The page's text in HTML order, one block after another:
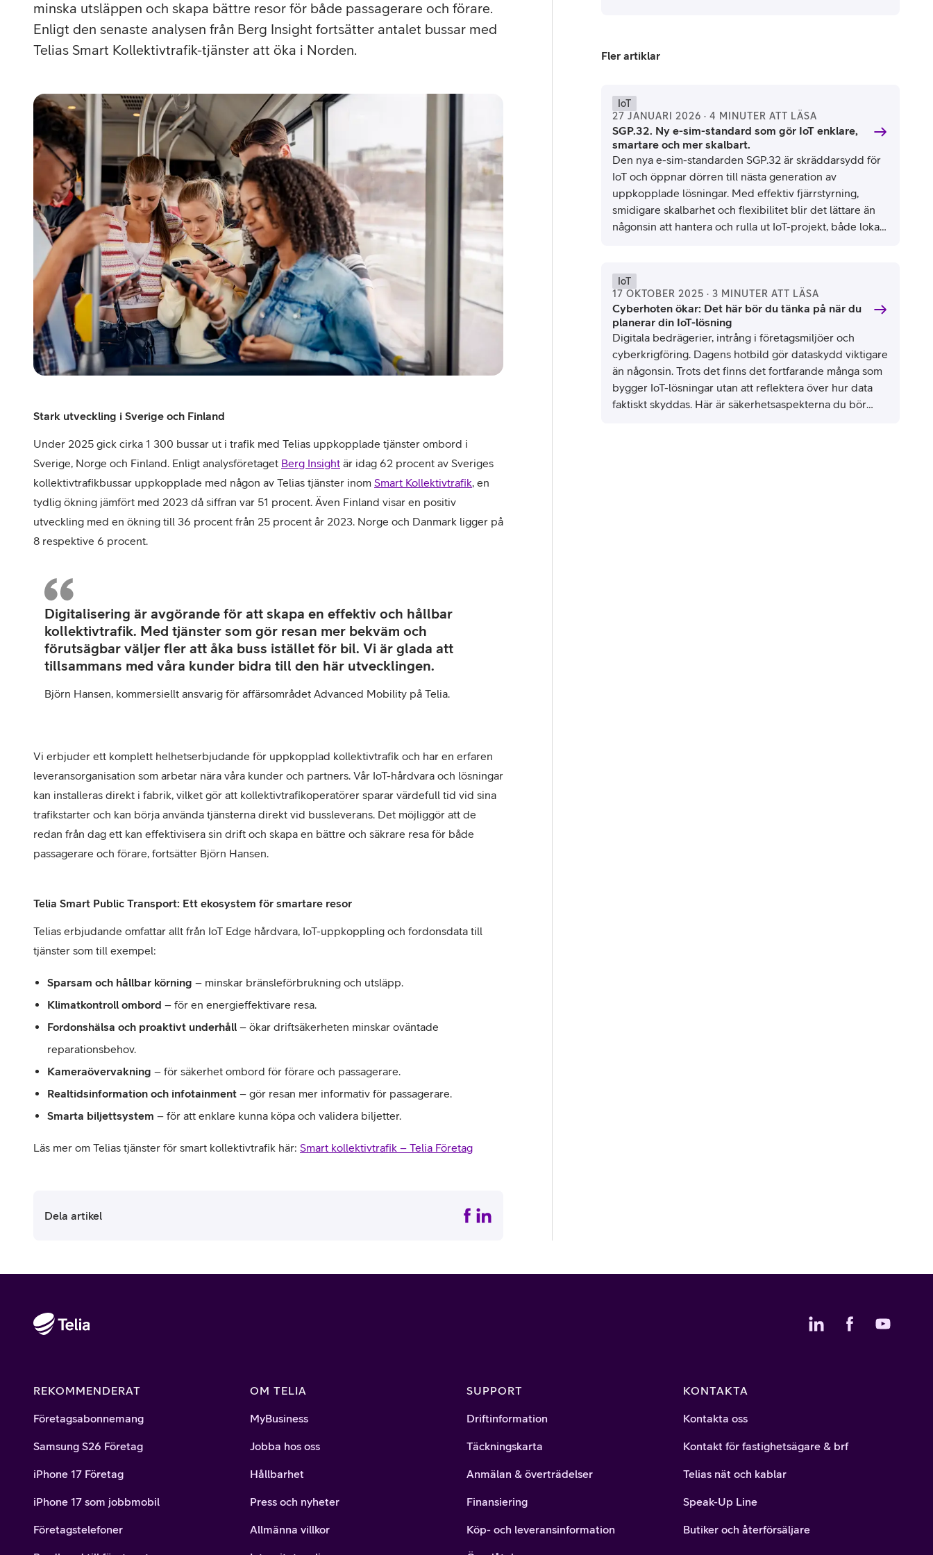
minska utsläppen och skapa bättre resor för både passagerare och förare.
Enligt den senaste analysen från Berg Insight fortsätter antalet bussar med
Telias Smart Kollektivtrafik-tjänster att öka i Norden.
Stark utveckling i Sverige och Finland
Under 2025 gick cirka 1 300 bussar ut i trafik med Telias uppkopplade tjänster ombord i
Sverige, Norge och Finland. Enligt analysföretaget Berg Insight är idag 62 procent av Sveriges
kollektivtrafikbussar uppkopplade med någon av Telias tjänster inom Smart Kollektivtrafik, en
tydlig ökning jämfört med 2023 då siffran var 51 procent. Även Finland visar en positiv
utveckling med en ökning till 36 procent från 25 procent år 2023. Norge och Danmark ligger på
8 respektive 6 procent.
Digitalisering är avgörande för att skapa en effektiv och hållbar
kollektivtrafik. Med tjänster som gör resan mer bekväm och
förutsägbar väljer fler att åka buss istället för bil. Vi är glada att
tillsammans med våra kunder bidra till den här utvecklingen.
Björn Hansen, kommersiellt ansvarig för affärsområdet Advanced Mobility på Telia.
Vi erbjuder ett komplett helhetserbjudande för uppkopplad kollektivtrafik och har en erfaren
leveransorganisation som arbetar nära våra kunder och partners. Vår IoT-hårdvara och lösningar
kan installeras direkt i fabrik, vilket gör att kollektivtrafikoperatörer sparar värdefull tid vid sina
trafikstarter och kan börja använda tjänsterna direkt vid bussleverans. Det möjliggör att de
redan från dag ett kan effektivisera sin drift och skapa en bättre och säkrare resa för både
passagerare och förare, fortsätter Björn Hansen.
Telia Smart Public Transport: Ett ekosystem för smartare resor
Telias erbjudande omfattar allt från IoT Edge hårdvara, IoT-uppkoppling och fordonsdata till
tjänster som till exempel:
Sparsam och hållbar körning – minskar bränsleförbrukning och utsläpp.
Klimatkontroll ombord – för en energieffektivare resa.
Fordonshälsa och proaktivt underhåll – ökar driftsäkerheten minskar oväntade
reparationsbehov.
Kameraövervakning – för säkerhet ombord för förare och passagerare.
Realtidsinformation och infotainment – gör resan mer informativ för passagerare.
Smarta biljettsystem – för att enklare kunna köpa och validera biljetter.
Läs mer om Telias tjänster för smart kollektivtrafik här: Smart kollektivtrafik – Telia Företag
Dela artikel
Fler artiklar
IoT
27 JANUARI 2026 · 4 MINUTER ATT LÄSA
SGP.32. Ny e-sim-standard som gör IoT enklare,
smartare och mer skalbart.
Den nya e-sim-standarden SGP.32 är skräddarsydd för
IoT och öppnar dörren till nästa generation av
uppkopplade lösningar. Med effektiv fjärrstyrning,
smidigare skalbarhet och flexibilitet blir det lättare än
någonsin att hantera och rulla ut IoT-projekt, både lokalt
IoT
17 OKTOBER 2025 · 3 MINUTER ATT LÄSA
Cyberhoten ökar: Det här bör du tänka på när du
planerar din IoT-lösning
Digitala bedrägerier, intrång i företagsmiljöer och
cyberkrigföring. Dagens hotbild gör dataskydd viktigare
än någonsin. Trots det finns det fortfarande många som
bygger IoT-lösningar utan att reflektera över hur data
faktiskt skyddas. Här är säkerhetsaspekterna du bör
REKOMMENDERAT
Företagsabonnemang
Samsung S26 Företag
iPhone 17 Företag
iPhone 17 som jobbmobil
Företagstelefoner
OM TELIA
MyBusiness
Jobba hos oss
Hållbarhet
Press och nyheter
Allmänna villkor
SUPPORT
Driftinformation
Täckningskarta
Anmälan & överträdelser
Finansiering
Köp- och leveransinformation
KONTAKTA
Kontakta oss
Kontakt för fastighetsägare & brf
Telias nät och kablar
Speak-Up Line
Butiker och återförsäljare